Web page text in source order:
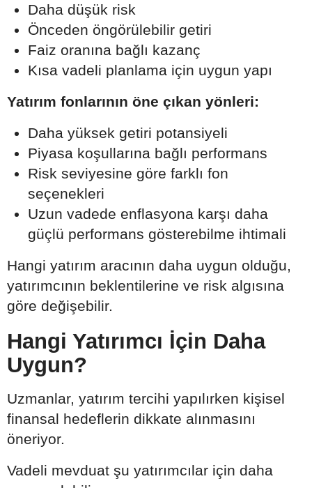
Daha düşük risk
Önceden öngörülebilir getiri
Faiz oranına bağlı kazanç
Kısa vadeli planlama için uygun yapı
Yatırım fonlarının öne çıkan yönleri:
Daha yüksek getiri potansiyeli
Piyasa koşullarına bağlı performans
Risk seviyesine göre farklı fon
seçenekleri
Uzun vadede enflasyona karşı daha
güçlü performans gösterebilme ihtimali
Hangi yatırım aracının daha uygun olduğu,
yatırımcının beklentilerine ve risk algısına
göre değişebilir.
Hangi Yatırımcı İçin Daha
Uygun?
Uzmanlar, yatırım tercihi yapılırken kişisel
finansal hedeflerin dikkate alınmasını
öneriyor.
Vadeli mevduat şu yatırımcılar için daha